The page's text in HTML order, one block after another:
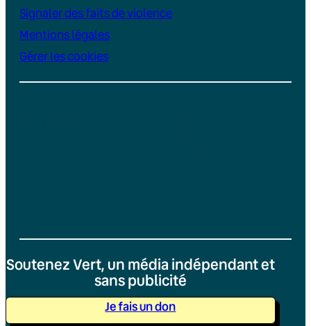
Signaler des faits de violence
Mentions légales
Gérer les cookies
Soutenez Vert, un média indépendant et
sans publicité
Je fais un don